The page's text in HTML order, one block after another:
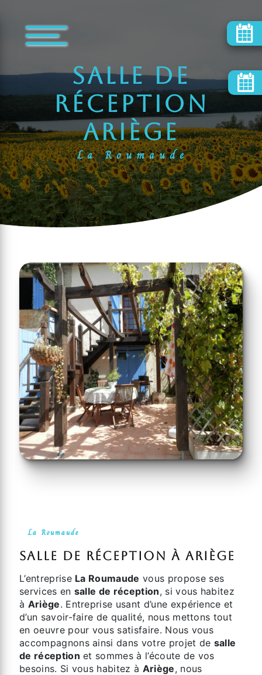
salle de
réception
Ariège
La Roumaude
La Roumaude
salle de réception à Ariège
L’entreprise La Roumaude vous propose ses
services en salle de réception, si vous habitez
à Ariège. Entreprise usant d’une expérience et
d’un savoir-faire de qualité, nous mettons tout
en oeuvre pour vous satisfaire. Nous vous
accompagnons ainsi dans votre projet de salle
de réception et sommes à l’écoute de vos
besoins. Si vous habitez à Ariège, nous